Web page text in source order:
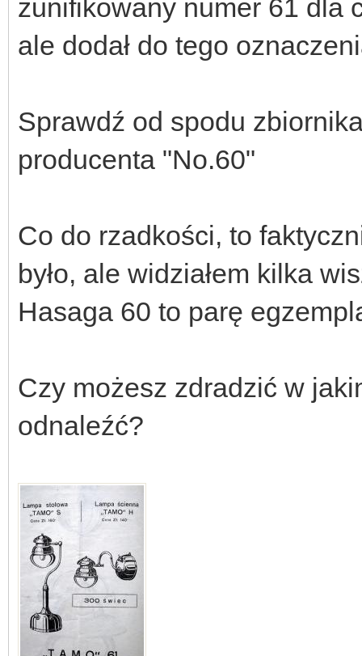
zunifikowany numer 61 dla
ale dodał do tego
Sprawdź od spodu
producenta "No.60"
Co do rzadkości, to
było, ale widziałem kilka
Hasaga 60 to parę
Czy możesz zdradzić w
odnaleźć?